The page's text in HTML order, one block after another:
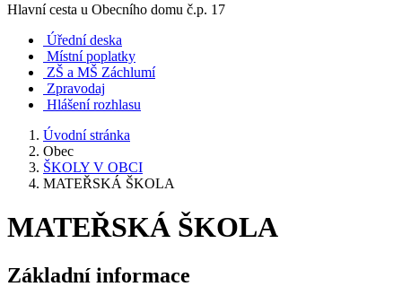
Hlavní cesta u Obecního domu č.p. 17
Úřední deska
Místní poplatky
ZŠ a MŠ Záchlumí
Zpravodaj
Hlášení rozhlasu
Úvodní stránka
Obec
ŠKOLY V OBCI
MATEŘSKÁ ŠKOLA
MATEŘSKÁ ŠKOLA
Základní informace